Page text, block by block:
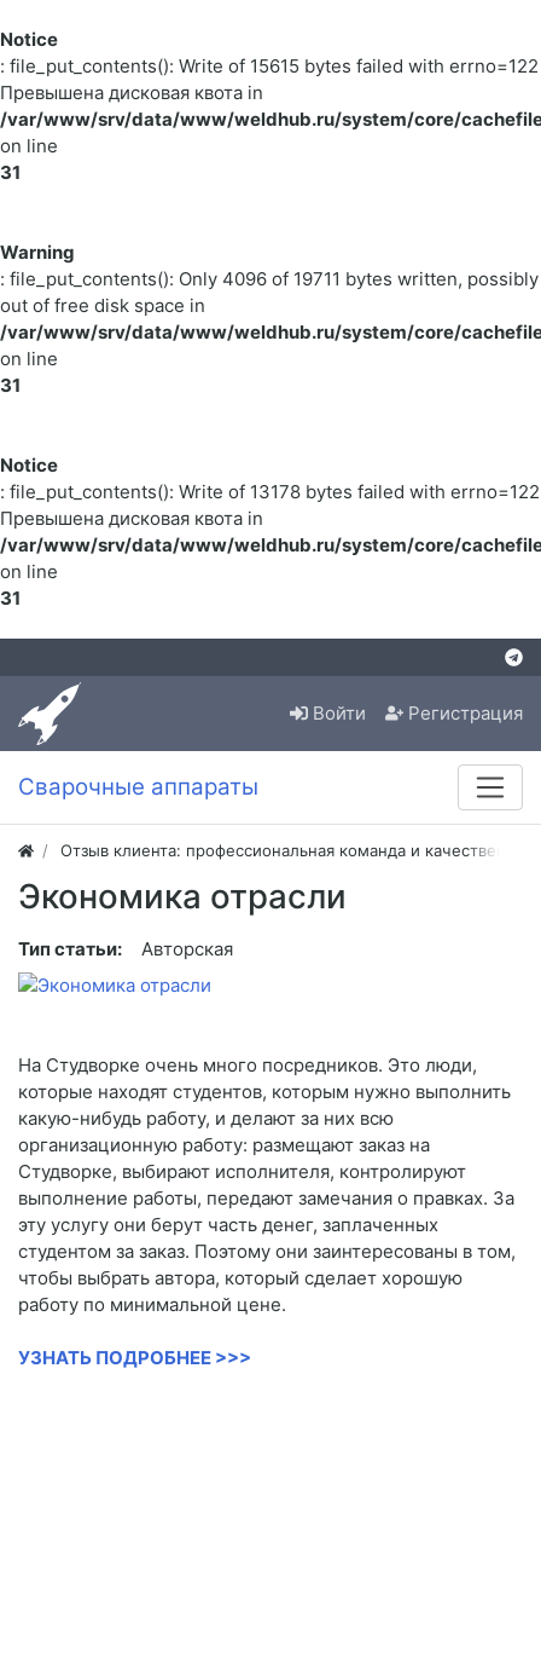
Notice
: file_put_contents(): Write of 15615 bytes failed with errno=122
Превышена дисковая квота in
/var/www/srv/data/www/weldhub.ru/system/core/
on line
31
Warning
: file_put_contents(): Only 4096 of 19711 bytes written, possibly
out of free disk space in
/var/www/srv/data/www/weldhub.ru/system/core/
on line
31
Notice
: file_put_contents(): Write of 13178 bytes failed with errno=122
Превышена дисковая квота in
/var/www/srv/data/www/weldhub.ru/system/core/
on line
31
Войти Регистрация
Сварочные аппараты
Отзыв клиента: профессиональная команда и
Экономика отрасли
Тип статьи: Авторская
На Студворке очень много посредников. Это люди,
которые находят студентов, которым нужно выполнить
какую-нибудь работу, и делают за них всю
организационную работу: размещают заказ на
Студворке, выбирают исполнителя, контролируют
выполнение работы, передают замечания о правках. За
эту услугу они берут часть денег, заплаченных
студентом за заказ. Поэтому они заинтересованы в том,
чтобы выбрать автора, который сделает хорошую
работу по минимальной цене.
УЗНАТЬ ПОДРОБНЕЕ >>>